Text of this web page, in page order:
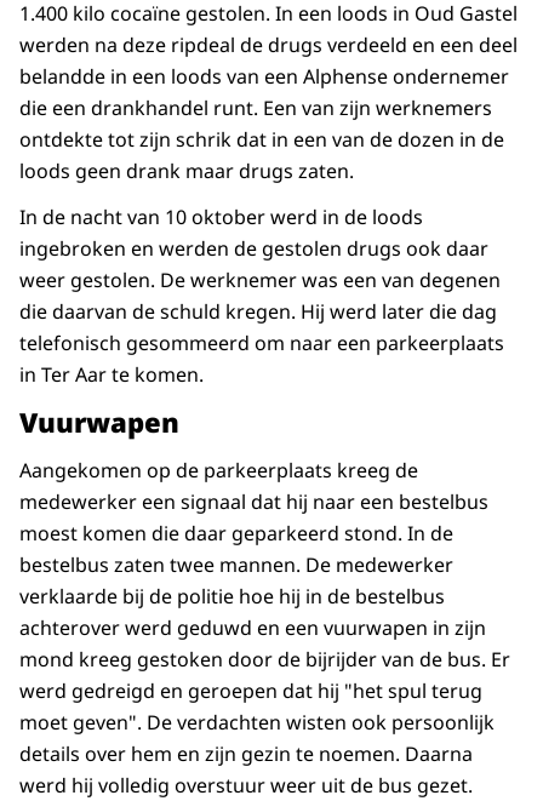
1.400 kilo cocaïne gestolen. In een loods in Oud Gastel
werden na deze ripdeal de drugs verdeeld en een deel
belandde in een loods van een Alphense ondernemer
die een drankhandel runt. Een van zijn werknemers
ontdekte tot zijn schrik dat in een van de dozen in de
loods geen drank maar drugs zaten.
In de nacht van 10 oktober werd in de loods
ingebroken en werden de gestolen drugs ook daar
weer gestolen. De werknemer was een van degenen
die daarvan de schuld kregen. Hij werd later die dag
telefonisch gesommeerd om naar een parkeerplaats
in Ter Aar te komen.
Vuurwapen
Aangekomen op de parkeerplaats kreeg de
medewerker een signaal dat hij naar een bestelbus
moest komen die daar geparkeerd stond. In de
bestelbus zaten twee mannen. De medewerker
verklaarde bij de politie hoe hij in de bestelbus
achterover werd geduwd en een vuurwapen in zijn
mond kreeg gestoken door de bijrijder van de bus. Er
werd gedreigd en geroepen dat hij "het spul terug
moet geven". De verdachten wisten ook persoonlijk
details over hem en zijn gezin te noemen. Daarna
werd hij volledig overstuur weer uit de bus gezet.